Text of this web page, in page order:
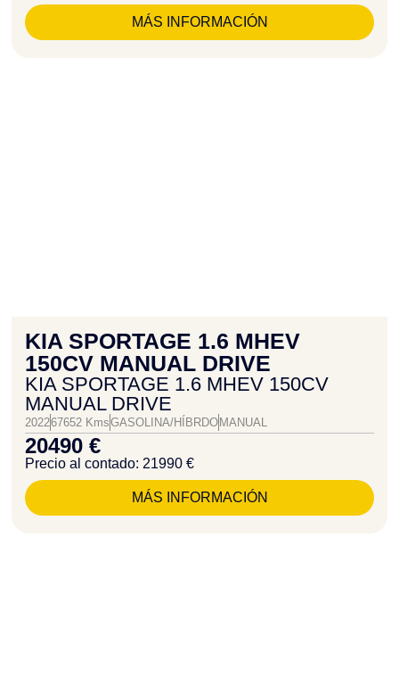
MÁS INFORMACIÓN
KIA SPORTAGE 1.6 MHEV
150CV MANUAL DRIVE
KIA SPORTAGE 1.6 MHEV 150CV
MANUAL DRIVE
202267652 KmsGASOLINA/HÍBRDO MANUAL
20490 €
Precio al contado: 21990 €
MÁS INFORMACIÓN